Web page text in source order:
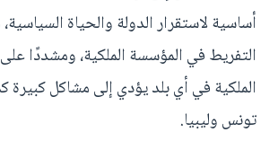
أساسية لاستقرار الدولة والحياة
التفريط في المؤسسة الملكية، ومشددًا
الملكية في أي بلد يؤدي إلى مشاكل
تونس وليبيا.